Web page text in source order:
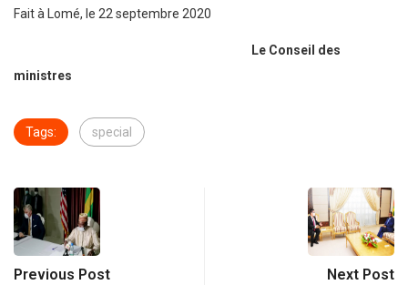
Fait à Lomé, le 22 septembre 2020
Le Conseil des
ministres
Tags: special
Previous Post Next Post